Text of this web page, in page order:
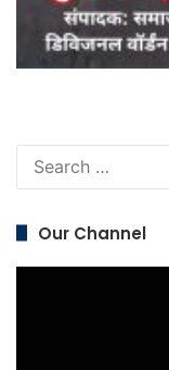
Our Channel